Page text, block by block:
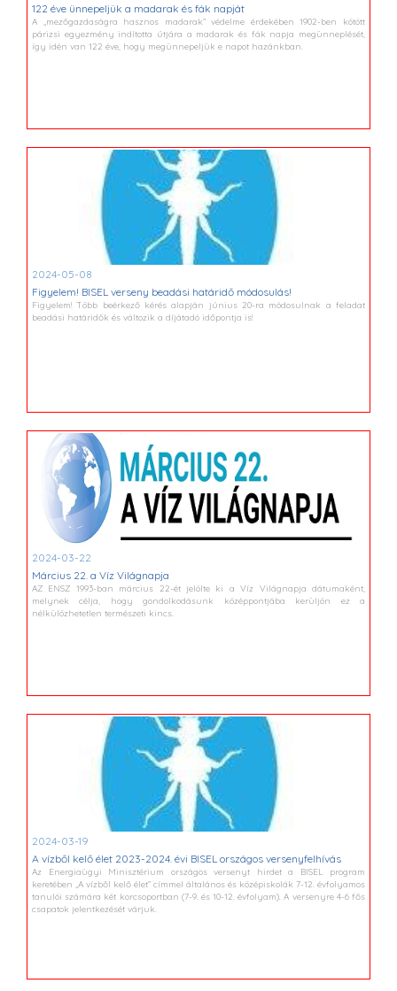
122 éve ünnepeljük a madarak és fák napját
A „mezőgazdaságra hasznos madarak” védelme érdekében 1902-ben kötött
párizsi egyezmény indította útjára a madarak és fák napja megünneplését,
így idén van 122 éve, hogy megünnepeljük e napot hazánkban.
2024-05-08
Figyelem! BISEL verseny beadási határidő módosulás!
Figyelem! Több beérkező kérés alapján június 20-ra módosulnak a feladat
beadási határidők és változik a díjátadó időpontja is!
2024-03-22
Március 22. a Víz Világnapja
AZ ENSZ 1993-ban március 22-ét jelölte ki a Víz Világnapja dátumaként,
melynek célja, hogy gondolkodásunk középpontjába kerüljön ez a
nélkülözhetetlen természeti kincs.
2024-03-19
A vízből kelő élet 2023-2024. évi BISEL országos versenyfelhívás
Az Energiaügyi Minisztérium országos versenyt hirdet a BISEL program
keretében „A vízből kelő élet” címmel általános és középiskolák 7-12. évfolyamos
tanulói számára két korcsoportban (7-9. és 10-12. évfolyam). A versenyre 4-6 fős
csapatok jelentkezését várjuk.